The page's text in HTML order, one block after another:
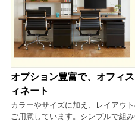
オプション豊富で、オフィ
ィネート
カラーやサイズに加え、レイアウ
ご用意しています。シンプルで組